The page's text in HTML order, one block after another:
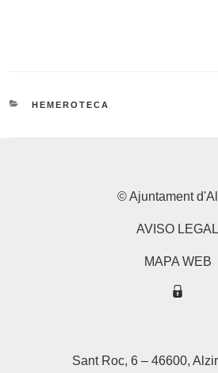
CATEGORÍAS
HEMEROTECA
© Ajuntament
AVISO LEGAL
MAPA WEB
Sant Roc, 6 – 46600,